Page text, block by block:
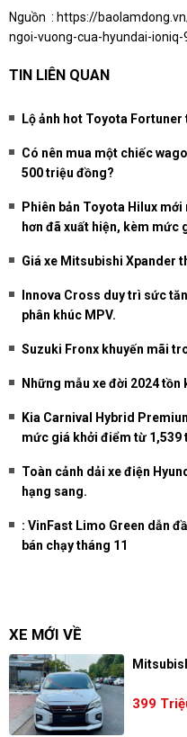
Nguồn : https://
ngoi-vuong-cua-hyundai-
TIN LIÊN QUAN
Lộ ảnh hot Toyota
Có nên mua một chiếc
500 triệu đồng?
Phiên bản Toyota Hilux
hơn đã xuất hiện, kèm mức
Giá xe Mitsubishi Xpander
Innova Cross duy trì sức
phân khúc MPV.
Suzuki Fronx khuyến mãi
Những mẫu xe đời 2024
Kia Carnival Hybrid
mức giá khởi điểm từ 1,539
Toàn cảnh dải xe điện
hạng sang.
: VinFast Limo Green dẫn
bán chạy tháng 11
XE MỚI VỀ
399